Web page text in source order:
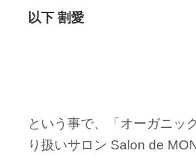
以下 割愛
という事で、「オーガニッ
り扱いサロン Salon de